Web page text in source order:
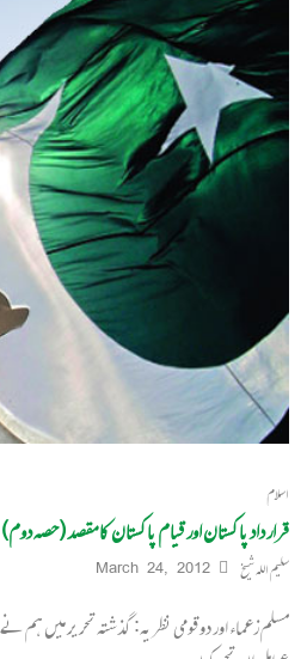
اسلام
قرار داد پاکستان اور قیام پاکستان کا مقصد (حصہ دوم)
سلیم اللہ شیخ March 24, 2012
مسلم زعماء اور دوقومی نظریہ: گذشتہ تحریر میں